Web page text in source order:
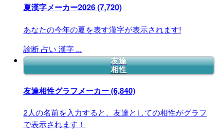
夏漢字メーカー2026(7,720)
あなたの今年の夏を表す漢字が表示されます!
診断 占い 漢字 ...
友達
相性
友達相性グラフメーカー(6,840)
2人の名前を入力すると、友達としての相性がグラフ
で表示されます！